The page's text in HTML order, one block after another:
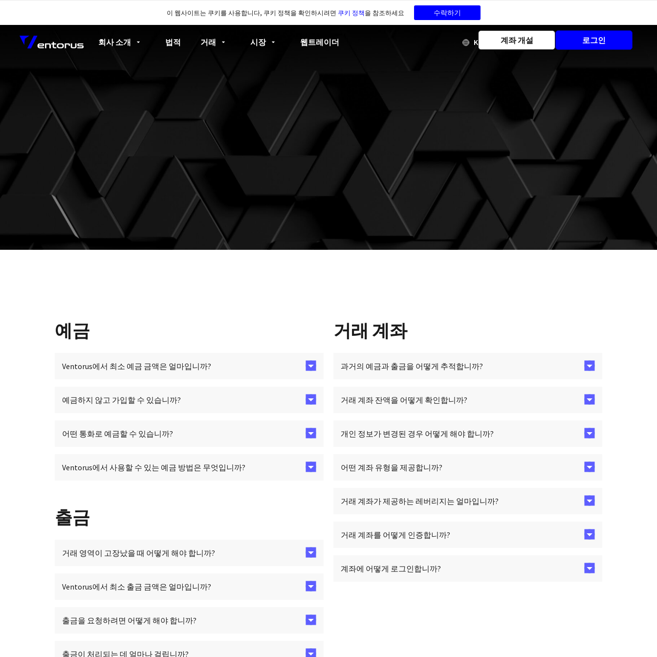
회사 소개 법적 거래 시장 웹트레이더 KO 계좌 개설 로그인
FAQ
예금
Ventorus에서 최소 예금 금액은 얼마입니까?
예금하지 않고 가입할 수 있습니까?
어떤 통화로 예금할 수 있습니까?
Ventorus에서 사용할 수 있는 예금 방법은 무엇입니까?
출금
거래 영역이 고장났을 때 어떻게 해야 합니까?
Ventorus에서 최소 출금 금액은 얼마입니까?
출금을 요청하려면 어떻게 해야 합니까?
출금이 처리되는 데 얼마나 걸립니까?
거래 계좌
과거의 예금과 출금을 어떻게 추적합니까?
거래 계좌 잔액을 어떻게 확인합니까?
개인 정보가 변경된 경우 어떻게 해야 합니까?
어떤 계좌 유형을 제공합니까?
거래 계좌가 제공하는 레버리지는 얼마입니까?
거래 계좌를 어떻게 인증합니까?
계좌에 어떻게 로그인합니까?
이 웹사이트는 쿠키를 사용합니다, 쿠키 정책을 확인하시려면 쿠키 정책을 참조하세요 수락하기